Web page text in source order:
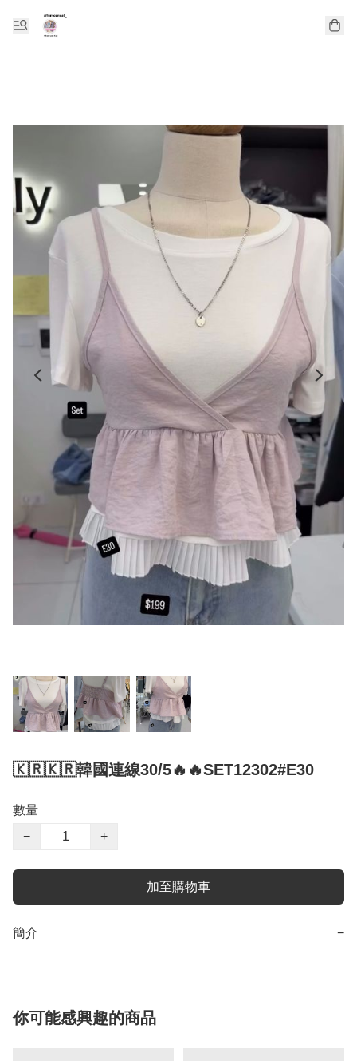
🇰🇷🇰🇷韓國連線30/5🔥🔥SET12302#E30
數量
−
+
加至購物車
簡介 −
你可能感興趣的商品